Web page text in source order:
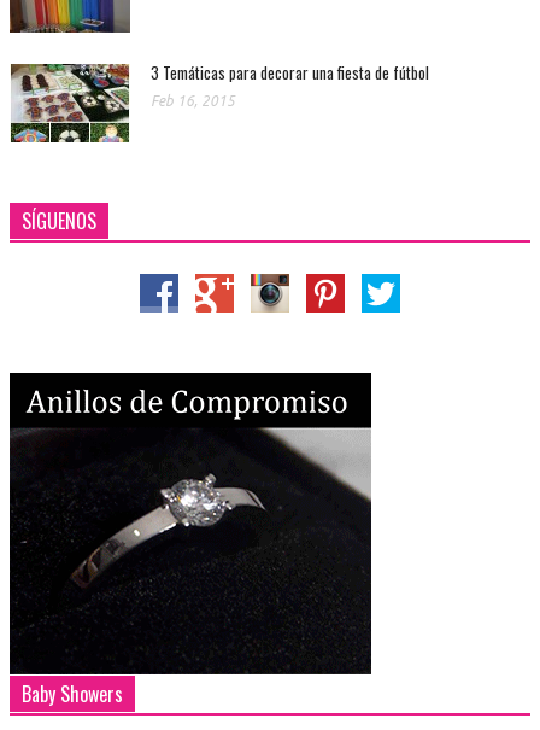
3 Temáticas para decorar una fiesta de fútbol
Feb 16, 2015
SÍGUENOS
Baby Showers